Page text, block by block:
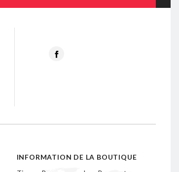
INFORMATION DE LA BOUTIQUE